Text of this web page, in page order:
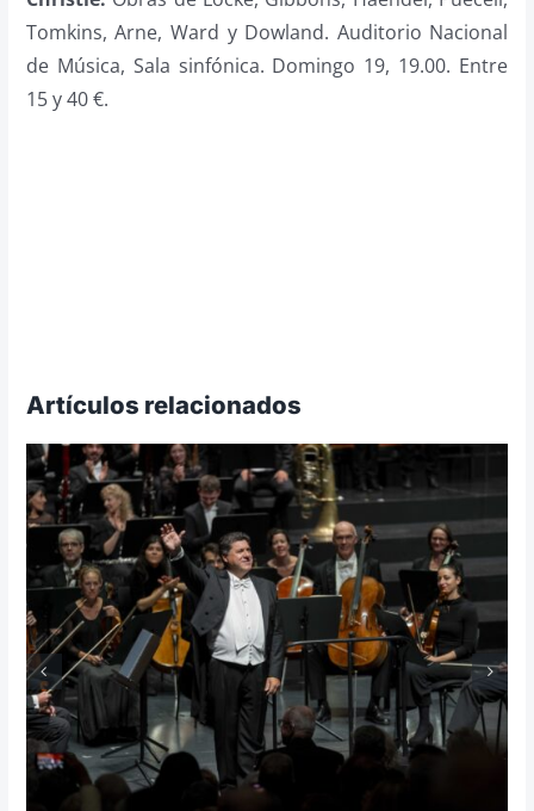
Tomkins, Arne, Ward y Dowland. Auditorio Nacional
de Música, Sala sinfónica. Domingo 19, 19.00. Entre
15 y 40 €.
Artículos relacionados